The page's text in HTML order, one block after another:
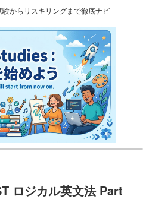
からリスキリングまで徹底ナビ
ロジカル英文法 Part